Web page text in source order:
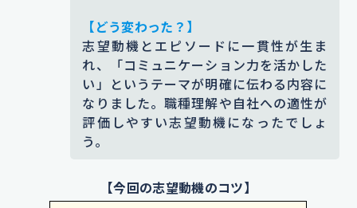
【入社後】
入社後は、基本的な業務を正確にこ
なすのはもちろんのこと、安心感を
与えられる常にお客様の立場を意識
し、一日を気持ちよく過ごしていた
トスタッフを目指して努力を重ねて
添削コメント｜「満足度が変わることを学んだ」
という表現では、自身の行動の過程や経緯、状況
が読み手に伝わりにくいので修正しました。実際
に何を意識して取り組んでいたかを明記し、経験
の具体内容と志望動機との結びつきを強化しまし
【エピソード詳細】
がいると安心する」と声をかけてい
【どう変わった？】
志望動機とエピソードに一貫性が生ま
れ、「コミュニケーション力を活かした
い」というテーマが明確に伝わる内容に
なりました。職種理解や自社への適性が
評価しやすい志望動機になったでしょ
う。
【今回の志望動機のコツ】